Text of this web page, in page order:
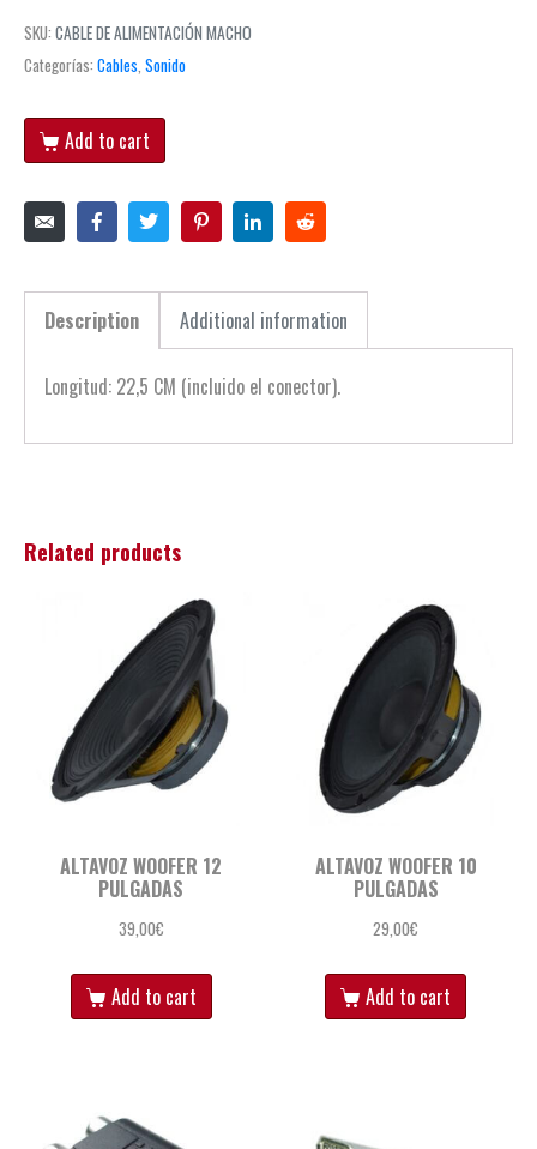
SKU: CABLE DE ALIMENTACIÓN MACHO
Categorías: Cables, Sonido
Add to cart
Description Additional information
Longitud: 22,5 CM (incluido el conector).
Related products
ALTAVOZ WOOFER 12
PULGADAS
39,00€
Add to cart
ALTAVOZ WOOFER 10
PULGADAS
29,00€
Add to cart